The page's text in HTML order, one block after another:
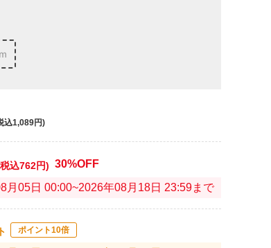
込1,089円)
込762円) 30%OFF
月05日 00:00~2026年08月18日 23:59まで
ポイント10倍